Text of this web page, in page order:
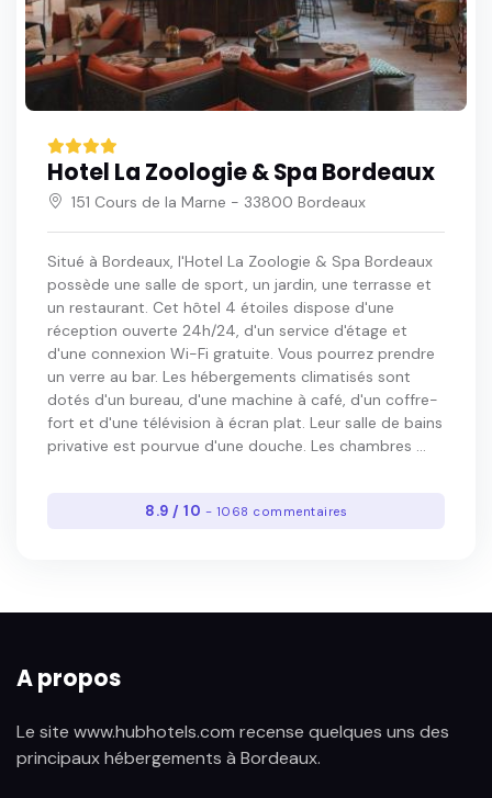
Hotel La Zoologie & Spa Bordeaux
151 Cours de la Marne - 33800 Bordeaux
Situé à Bordeaux, l'Hotel La Zoologie & Spa Bordeaux
possède une salle de sport, un jardin, une terrasse et
un restaurant. Cet hôtel 4 étoiles dispose d'une
réception ouverte 24h/24, d'un service d'étage et
d'une connexion Wi-Fi gratuite. Vous pourrez prendre
un verre au bar. Les hébergements climatisés sont
dotés d'un bureau, d'une machine à café, d'un coffre-
fort et d'une télévision à écran plat. Leur salle de bains
privative est pourvue d'une douche. Les chambres ...
8.9 / 10 - 1068 commentaires
A propos
Le site www.hubhotels.com recense quelques uns des
principaux hébergements à Bordeaux.